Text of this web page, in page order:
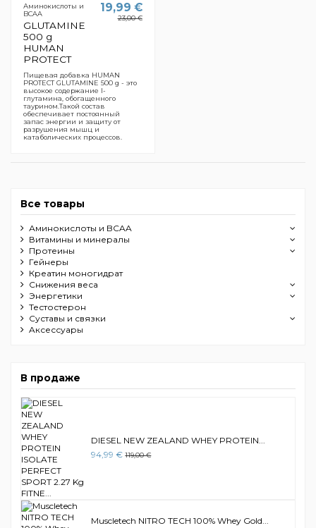
Аминокислоты и
BCAA
GLUTAMINE
500 g
HUMAN
PROTECT
19,99 €
23,00 €
Пищевая добавка HUMAN
PROTECT GLUTAMINE 500 g - это
высокое содержание l-
глутамина, обогащенного
таурином.Такой состав
обеспечивает постоянный
запас энергии и защиту от
разрушения мышц и
катаболических процессов.
Все товары
Аминокислоты и BCAA
Витамины и минералы
Протеины
Гейнеры
Креатин моногидрат
Снижения веса
Энергетики
Тестостерон
Суставы и связки
Aксессуары
В продаже
DIESEL NEW ZEALAND WHEY PROTEIN...
94,99 € 119,00 €
Muscletech NITRO TECH 100% Whey Gold...